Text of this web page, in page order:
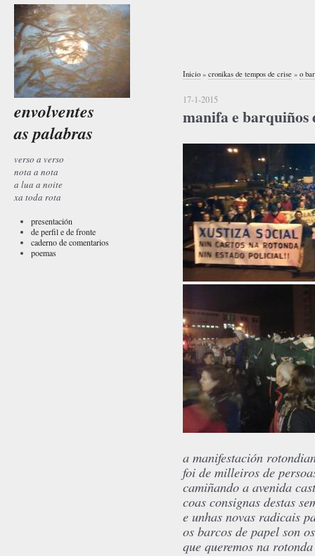
envolventes
as palabras
verso a verso
nota a nota
a lua a noite
xa toda rota
presentación
de perfil e de fronte
caderno de comentarios
poemas
Inicio » cronikas de tempos de crise » o
17-1-2015
manifa e barquiños
a manifestación
foi de milleiros de
camiñando a avenida
coas consignas destas
e unhas novas radicais
os barcos de papel son
que queremos na rotonda